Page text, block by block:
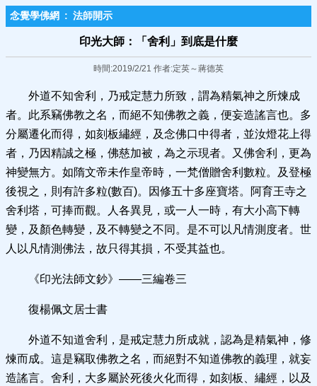
念覺學佛網 : 法師開示
印光大師：「舍利」到底是什麼
時間:2019/2/21 作者:定英～蔣德英
外道不知舍利，乃戒定慧力所致，謂為精氣神之所煉成
者。此系竊佛教之名，而絕不知佛教之義，便妄造謠言也。多
分屬遷化而得，如刻板繡經，及念佛口中得者，並汝燈花上得
者，乃因精誠之極，佛慈加被，為之示現者。又佛舍利，更為
神變無方。如隋文帝未作皇帝時，一梵僧贈舍利數粒。及登極
後視之，則有許多粒(數百)。因修五十多座寶塔。阿育王寺之
舍利塔，可捧而觀。人各異見，或一人一時，有大小高下轉
變，及顏色轉變，及不轉變之不同。是不可以凡情測度者。世
人以凡情測佛法，故只得其損，不受其益也。
《印光法師文鈔》——三編卷三
復楊佩文居士書
外道不知道舍利，是戒定慧力所成就，認為是精氣神，修
煉而成。這是竊取佛教之名，而絕對不知道佛教的義理，就妄
造謠言。舍利，大多屬於死後火化而得，如刻板、繡經，以及